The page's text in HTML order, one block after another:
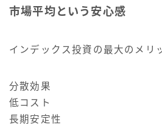
市場平均という安心感
インデックス投資の最大のメリ
分散効果
低コスト
長期安定性